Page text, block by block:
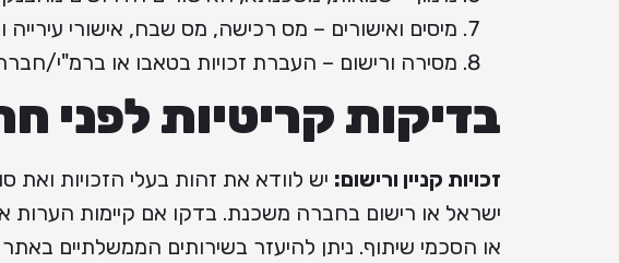
מיסים ואישורים – מס רכישה, מס שבח, אישורי עירייה
מסירה ורישום – העברת זכויות בטאבו או ברמ"י/
בדיקות קריטיות לפני
זכויות קניין ורישום: יש לוודא את זהות בעלי הזכויות
ישראל או רישום בחברה משכנת. בדקו אם קיימות הערות
או הסכמי שיתוף. ניתן להיעזר בשירותים הממשלתיים באתר